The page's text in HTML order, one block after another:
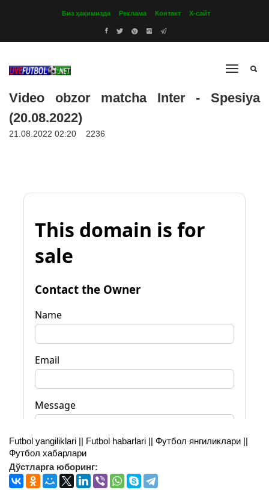
Биз ҳақимизда Реклама Контакт Х-сайт
Video obzor matcha Inter - Spesiya
(20.08.2022)
21.08.2022 02:20 2236
Futbol yangiliklari || Futbol habarlari || Футбол янгиликлари ||
Футбол хабарлари
Дўстларга юборинг: